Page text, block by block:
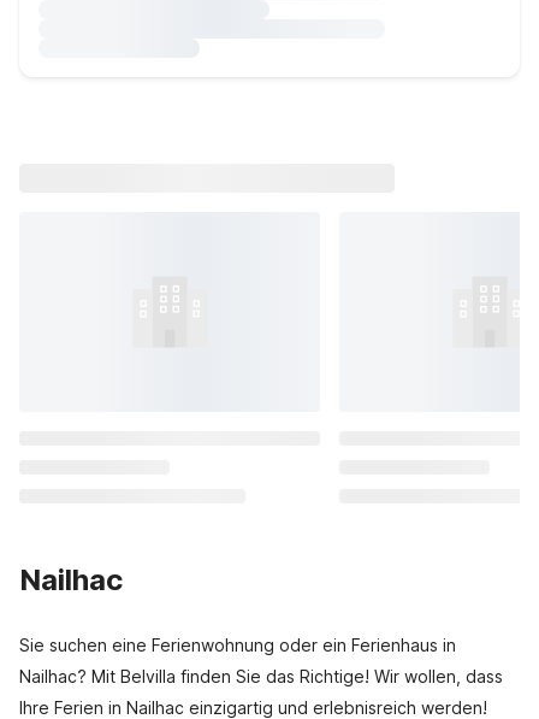
Nailhac
Sie suchen eine Ferienwohnung oder ein Ferienhaus in
Nailhac? Mit Belvilla finden Sie das Richtige! Wir wollen, dass
Ihre Ferien in Nailhac einzigartig und erlebnisreich werden!